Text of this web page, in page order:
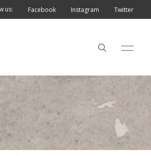
us: Facebook Instagram Twitter